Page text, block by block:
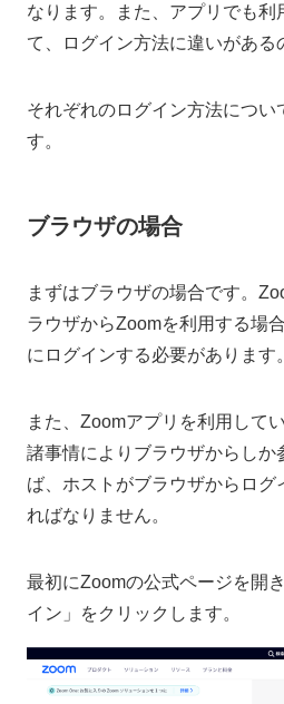
なります。また、アプリでも利
て、ログイン方法に違いがある
それぞれのログイン方法につい
す。
ブラウザの場合
まずはブラウザの場合です。
ラウザからZoomを利用する場
にログインする必要があります。
また、Zoomアプリを利用して
諸事情によりブラウザからしか
ば、ホストがブラウザからログ
ればなりません。
最初にZoomの公式ページを開
イン」をクリックします。